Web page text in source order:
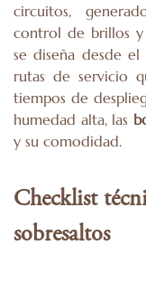
circuitos,
control de brillos y
se diseña desde
rutas de servicio
tiempos de
humedad alta, las
y su comodidad.
Checklist
sobresaltos